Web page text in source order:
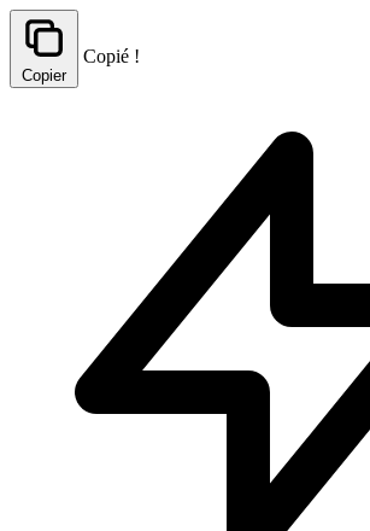
Copier
Copié !